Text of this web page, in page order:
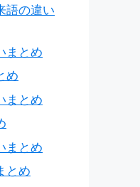
語の違い
まとめ
め
まとめ
まとめ
とめ